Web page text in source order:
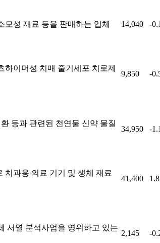
모성 재료 등을 판매하는 업체
14,040 -
하이머성 치매 줄기세포 치로제
9,850 -
등과 관련된 천연물 신약 물질
34,950 -
치과용 의료 기기 및 생체 재료
41,400
서열 분석사업을 영위하고 있는
2,145 -